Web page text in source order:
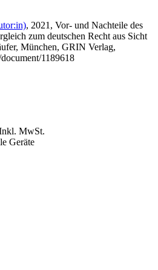
, 2021, Vor- und Nachteile des
zum deutschen Recht aus Sicht
München, GRIN Verlag,
1189618
MwSt.
Geräte